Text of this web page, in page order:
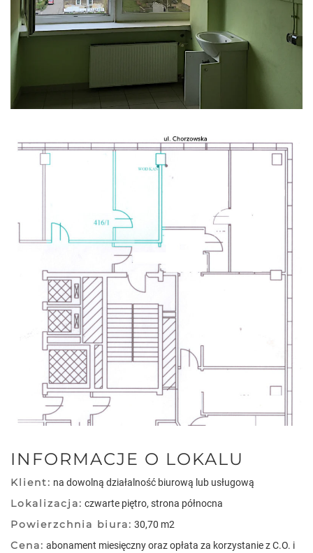
INFORMACJE O LOKALU
Klient: na dowolną działalność biurową lub usługową
Lokalizacja: czwarte piętro, strona północna
Powierzchnia biura: 30,70 m2
Cena: abonament miesięczny oraz opłata za korzystanie z C.O. i